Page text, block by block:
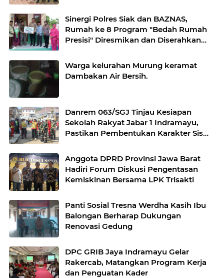
Harapan".
Sinergi Polres Siak dan BAZNAS,
Rumah ke 8 Program "Bedah Rumah
Presisi" Diresmikan dan Diserahkan
Warga kelurahan Murung keramat
Dambakan Air Bersih.
Danrem 063/SGJ Tinjau Kesiapan
Sekolah Rakyat Jabar 1 Indramayu,
Pastikan Pembentukan Karakter Siswa
Anggota DPRD Provinsi Jawa Barat
Hadiri Forum Diskusi Pengentasan
Kemiskinan Bersama LPK Trisakti
Panti Sosial Tresna Werdha Kasih Ibu
Balongan Berharap Dukungan
Renovasi Gedung
DPC GRIB Jaya Indramayu Gelar
Rakercab, Matangkan Program Kerja
dan Penguatan Kader